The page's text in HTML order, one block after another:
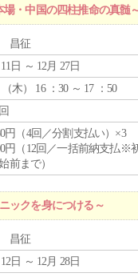
・中国の四柱推命の真髄
昌征
日 ～ 12月 27日
木） 16 ：30 ～ 17 ：50
円（4回／分割支払い）×3
円（12回／一括前納支払※
前まで）
ックを身につける～
昌征
日 ～ 12月 28日